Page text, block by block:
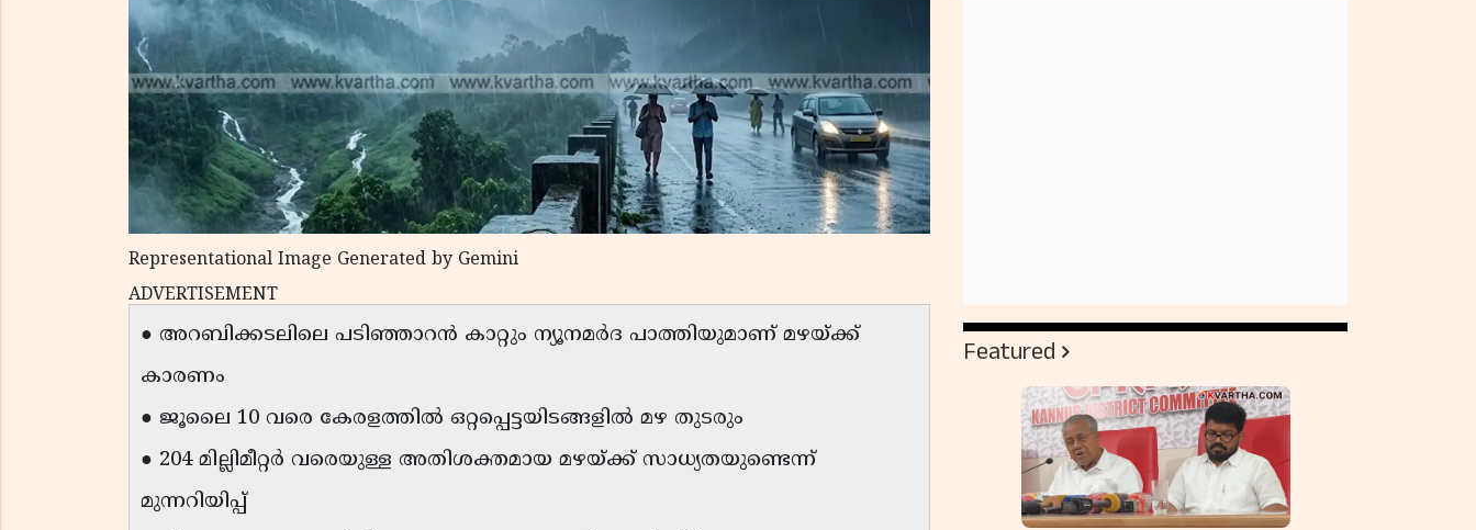
Representational Image Generated by Gemini
ADVERTISEMENT
● അറബിക്കടലിലെ പടിഞ്ഞാറൻ കാറ്റും ന്യൂനമർദ പാത്തിയുമാണ് മഴയ്ക്ക്
കാരണം
● ജൂലൈ 10 വരെ കേരളത്തിൽ ഒറ്റപ്പെട്ടയിടങ്ങളിൽ മഴ തുടരും
● 204 മില്ലിമീറ്റർ വരെയുള്ള അതിശക്തമായ മഴയ്ക്ക് സാധ്യതയുണ്ടെന്ന്
മുന്നറിയിപ്പ്
Featured